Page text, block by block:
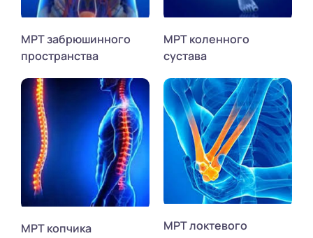
МРТ забрюшинного
пространства
МРТ коленного
сустава
МРТ копчика
МРТ локтевого